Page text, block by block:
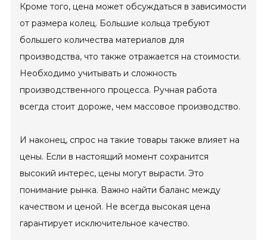
Кроме того, цена может обсуждаться в зависимости
от размера колец. Большие кольца требуют
большего количества материалов для
производства, что также отражается на стоимости.
Необходимо учитывать и сложность
производственного процесса. Ручная работа
всегда стоит дороже, чем массовое производство.
И наконец, спрос на такие товары также влияет на
цены. Если в настоящий момент сохранится
высокий интерес, цены могут вырасти. Это
понимание рынка. Важно найти баланс между
качеством и ценой. Не всегда высокая цена
гарантирует исключительное качество.